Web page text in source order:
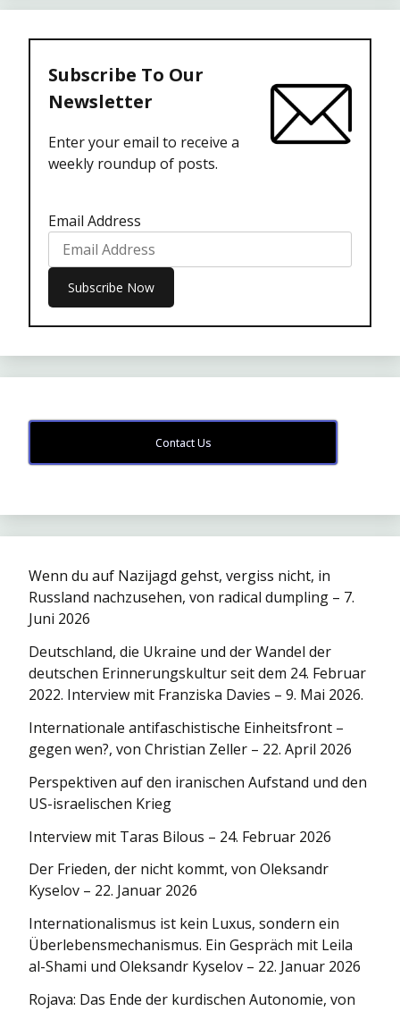
Subscribe To Our
Newsletter
Enter your email to receive a
weekly roundup of posts.
Email Address
Contact Us
Wenn du auf Nazijagd gehst, vergiss nicht, in
Russland nachzusehen, von radical dumpling – 7.
Juni 2026
Deutschland, die Ukraine und der Wandel der
deutschen Erinnerungskultur seit dem 24. Februar
2022. Interview mit Franziska Davies – 9. Mai 2026.
Internationale antifaschistische Einheitsfront –
gegen wen?, von Christian Zeller – 22. April 2026
Perspektiven auf den iranischen Aufstand und den
US-israelischen Krieg
Interview mit Taras Bilous – 24. Februar 2026
Der Frieden, der nicht kommt, von Oleksandr
Kyselov – 22. Januar 2026
Internationa­lismus ist kein Luxus, sondern ein
Überlebens­mechanismus. Ein Gespräch mit Leila
al-Shami und Oleksandr Kyselov – 22. Januar 2026
Rojava: Das Ende der kurdischen Autonomie, von